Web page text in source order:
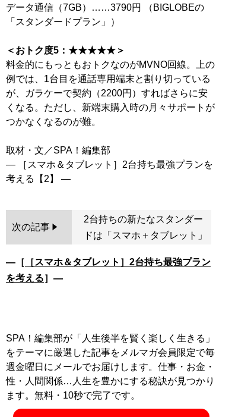
データ通信（7GB）……3790円 （BIGLOBEの
「スタンダードプラン」）
＜おトク度5：★★★★★＞
料金的にもっともおトクなのがMVNO回線。上の
例では、1台目を通話専用端末と割り切っている
が、ガラケーで契約（2200円）すればさらに安
くなる。ただし、新端末購入時の月々サポートが
つかなくなるのが難。
取材・文／SPA！編集部
― ［スマホ＆タブレット］2台持ち最強プランを
次の記事
2台持ちの新たなスタンダー
ドは「スマホ＋タブレット」
―［ ［スマホ＆タブレット］2台持ち最強プラン
を考える］―
SPA！編集部が「人生後半を賢く楽しく生きる」
をテーマに厳選した記事をメルマガ会員限定で毎
週金曜日にメールでお届けします。仕事・お金・
性・人間関係…人生を豊かにする秘訣が見つかり
ます。無料・10秒で完了です。